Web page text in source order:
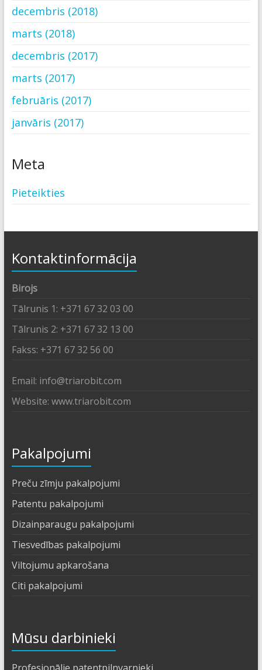
decembris (2018)
marts (2018)
decembris (2017)
marts (2017)
februāris (2017)
janvāris (2017)
Meta
Pieteikties
Kontaktinformācija
Birojs
Tālrunis 1: +371 67 32 03 00
Tālrunis 2: +371 67 32 13 00
Fakss: +371 67 32 56 00
Email: info@triarobit.com
Website: www.triarobit.com
Pakalpojumi
Preču zīmju pakalpojumi
Patentu pakalpojumi
Dizainparaugu pakalpojumi
Tiesvedības pakalpojumi
Viltojumu apkarošana
Citi pakalpojumi
Mūsu darbinieki